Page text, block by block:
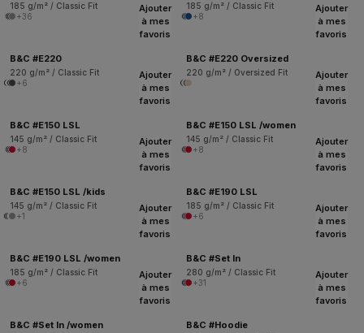
185 g/m² / Classic Fit
+36
185 g/m² / Classic Fit
+8
Ajouter
à mes
favoris
B&C #E220
220 g/m² / Classic Fit
+6
Ajouter
à mes
favoris
B&C #E220 Oversized
220 g/m² / Oversized Fit
Ajouter
à mes
favoris
B&C #E150 LSL
145 g/m² / Classic Fit
+8
Ajouter
à mes
favoris
B&C #E150 LSL /women
145 g/m² / Classic Fit
+8
Ajouter
à mes
favoris
B&C #E150 LSL /kids
145 g/m² / Classic Fit
+1
Ajouter
à mes
favoris
B&C #E190 LSL
185 g/m² / Classic Fit
+6
Ajouter
à mes
favoris
B&C #E190 LSL /women
185 g/m² / Classic Fit
+6
Ajouter
à mes
favoris
B&C #Set In
280 g/m² / Classic Fit
+31
Ajouter
à mes
favoris
B&C #Set In /women
Ajouter
à mes
favoris
B&C #Hoodie